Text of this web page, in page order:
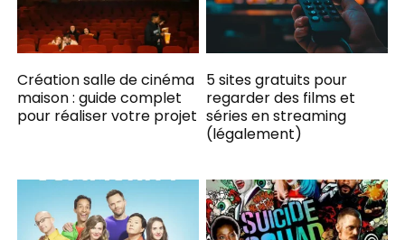
Création salle de cinéma
maison : guide complet
pour réaliser votre projet
5 sites gratuits pour
regarder des films et
séries en streaming
(légalement)